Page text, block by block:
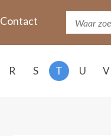
Contact
R S T U V